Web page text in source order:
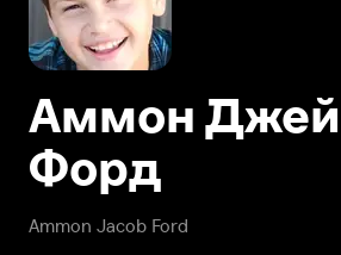
Ammon Jacob Ford
Аммон
Форд